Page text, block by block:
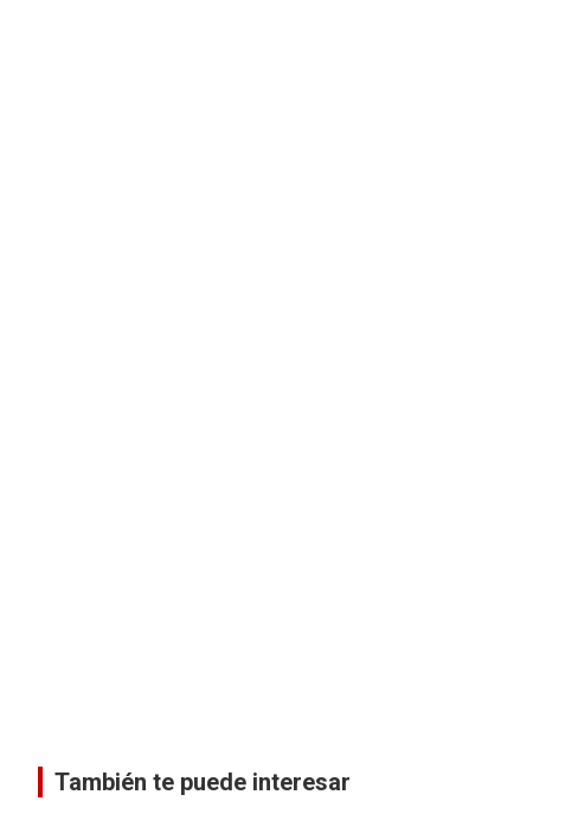
También te puede interesar